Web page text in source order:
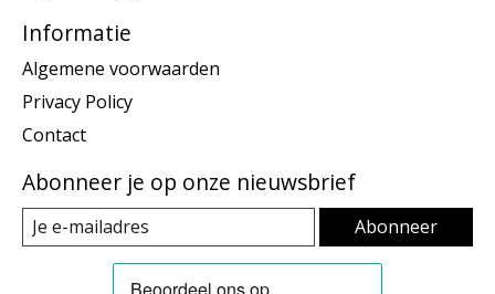
Informatie
Algemene voorwaarden
Privacy Policy
Contact
Abonneer je op onze nieuwsbrief
Abonneer